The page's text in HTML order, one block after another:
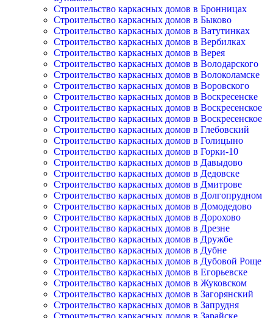
Строительство каркасных домов в Бронницах
Строительство каркасных домов в Быково
Строительство каркасных домов в Ватутинках
Строительство каркасных домов в Вербилках
Строительство каркасных домов в Верея
Строительство каркасных домов в Володарского
Строительство каркасных домов в Волоколамске
Строительство каркасных домов в Воровского
Строительство каркасных домов в Воскресенске
Строительство каркасных домов в Воскресенское
Строительство каркасных домов в Воскресенское
Строительство каркасных домов в Глебовский
Строительство каркасных домов в Голицыно
Строительство каркасных домов в Горки-10
Строительство каркасных домов в Давыдово
Строительство каркасных домов в Дедовске
Строительство каркасных домов в Дмитрове
Строительство каркасных домов в Долгопрудном
Строительство каркасных домов в Домодедово
Строительство каркасных домов в Дорохово
Строительство каркасных домов в Дрезне
Строительство каркасных домов в Дружбе
Строительство каркасных домов в Дубне
Строительство каркасных домов в Дубовой Роще
Строительство каркасных домов в Егорьевске
Строительство каркасных домов в Жуковском
Строительство каркасных домов в Загорянский
Строительство каркасных домов в Запрудня
Строительство каркасных домов в Зарайске